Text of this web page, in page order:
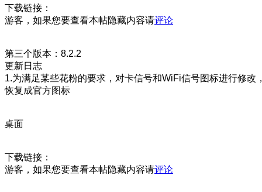
下载链接：
游客，如果您要查看本帖隐藏内容请评论
第三个版本：8.2.2
更新日志
1.为满足某些花粉的要求，对卡信号和WiFi信号图标进行修改
恢复成官方图标
桌面
下载链接：
游客，如果您要查看本帖隐藏内容请评论